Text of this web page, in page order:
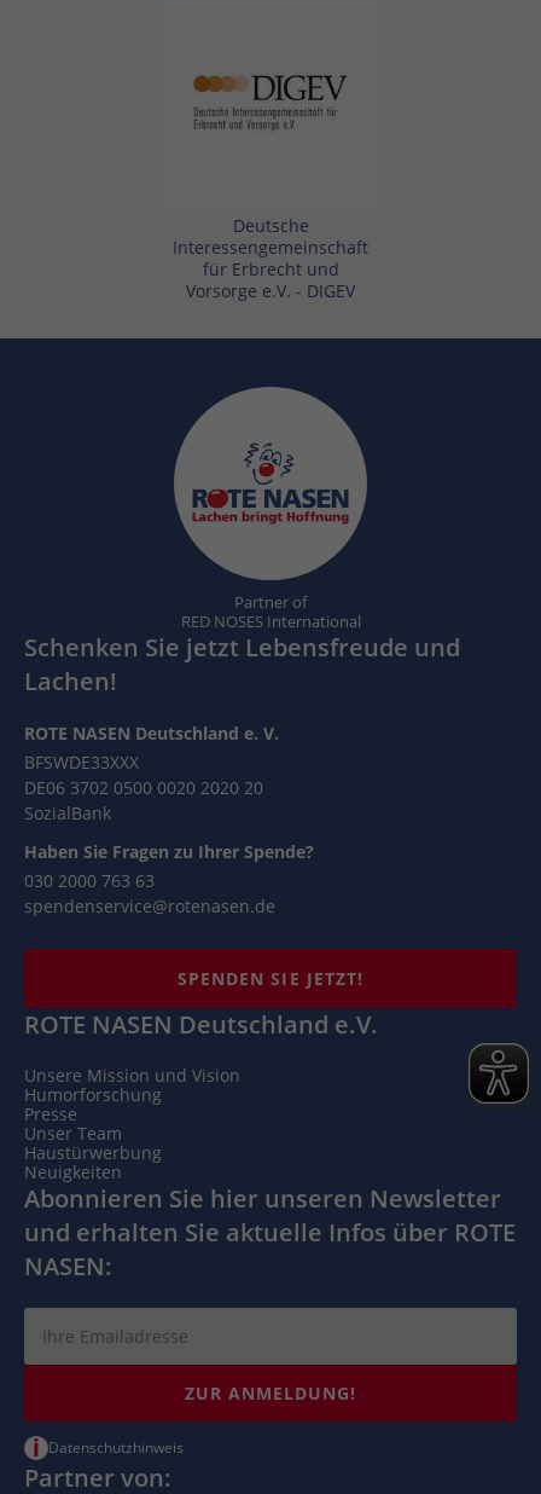
Deutsche
Interessengemeinschaft
für Erbrecht und
Vorsorge e.V. - DIGEV
Partner of
RED NOSES International
Schenken Sie jetzt Lebensfreude und
Lachen!
ROTE NASEN Deutschland e. V.
BFSWDE33XXX
DE06 3702 0500 0020 2020 20
SozialBank
Haben Sie Fragen zu Ihrer Spende?
030 2000 763 63
spendenservice@rotenasen.de
SPENDEN SIE JETZT!
ROTE NASEN Deutschland e.V.
Unsere Mission und Vision
Humorforschung
Presse
Unser Team
Haustürwerbung
Neuigkeiten
Abonnieren Sie hier unseren Newsletter
und erhalten Sie aktuelle Infos über ROTE
NASEN:
ZUR ANMELDUNG!
i Datenschutzhinweis
Partner von: